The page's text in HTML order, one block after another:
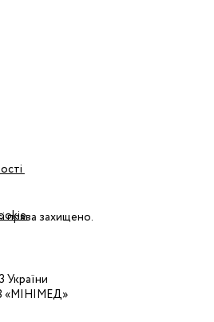
права захищено.
«МІНІМЕД»